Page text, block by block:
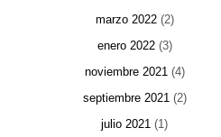
marzo 2022(2)
enero 2022(3)
noviembre 2021(4)
septiembre 2021(2)
julio 2021 (1)